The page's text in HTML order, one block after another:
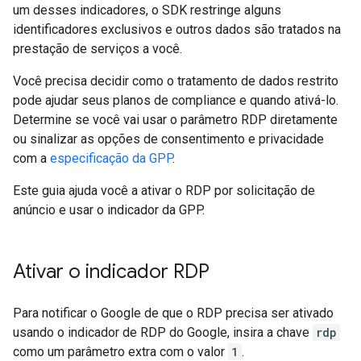
um desses indicadores, o SDK restringe alguns
identificadores exclusivos e outros dados são tratados na
prestação de serviços a você.
Você precisa decidir como o tratamento de dados restrito
pode ajudar seus planos de compliance e quando ativá-lo.
Determine se você vai usar o parâmetro RDP diretamente
ou sinalizar as opções de consentimento e privacidade
com a especificação da GPP.
Este guia ajuda você a ativar o RDP por solicitação de
anúncio e usar o indicador da GPP.
Ativar o indicador RDP
Para notificar o Google de que o RDP precisa ser ativado
usando o indicador de RDP do Google, insira a chave rdp
como um parâmetro extra com o valor 1 .